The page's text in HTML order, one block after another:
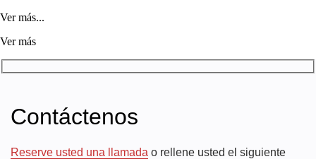
Ver más...
Ver más
Contáctenos
Reserve usted una llamada o rellene usted el siguiente